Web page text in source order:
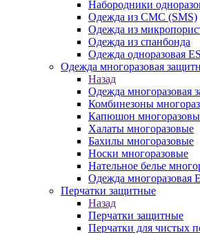
Набородники
Одежда из СМС (SMS)
Одежда из
Одежда из спанбонда
Одежда одноразовая
Одежда многоразовая
Назад
Одежда многоразовая
Комбинезоны
Капюшон
Халаты многоразовые
Бахилы многоразовые
Носки многоразовые
Нательное белье
Одежда многоразовая
Перчатки защитные
Назад
Перчатки защитные
Перчатки для чистых